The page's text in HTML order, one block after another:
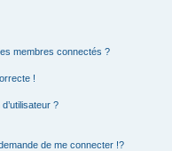
membres connectés ?
!
?
de me connecter !?